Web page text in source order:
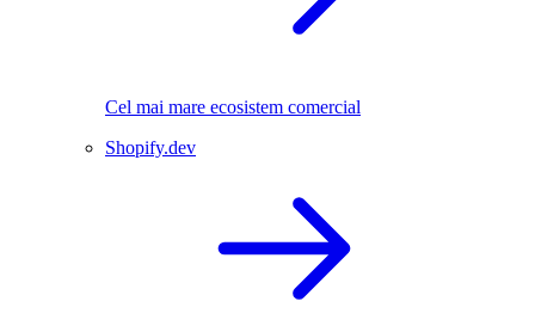
Cel mai mare ecosistem comercial
Shopify.dev